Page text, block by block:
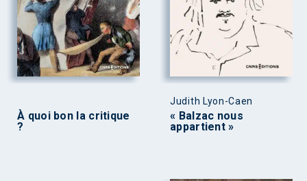
À quoi bon la critique
?
Judith Lyon-Caen
« Balzac nous
appartient »